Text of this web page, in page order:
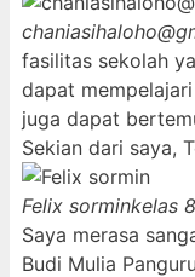
fasilitas sekolah
dapat
juga dapat
Sekian dari saya,
Felix sorminkelas
Saya merasa
Budi Mulia